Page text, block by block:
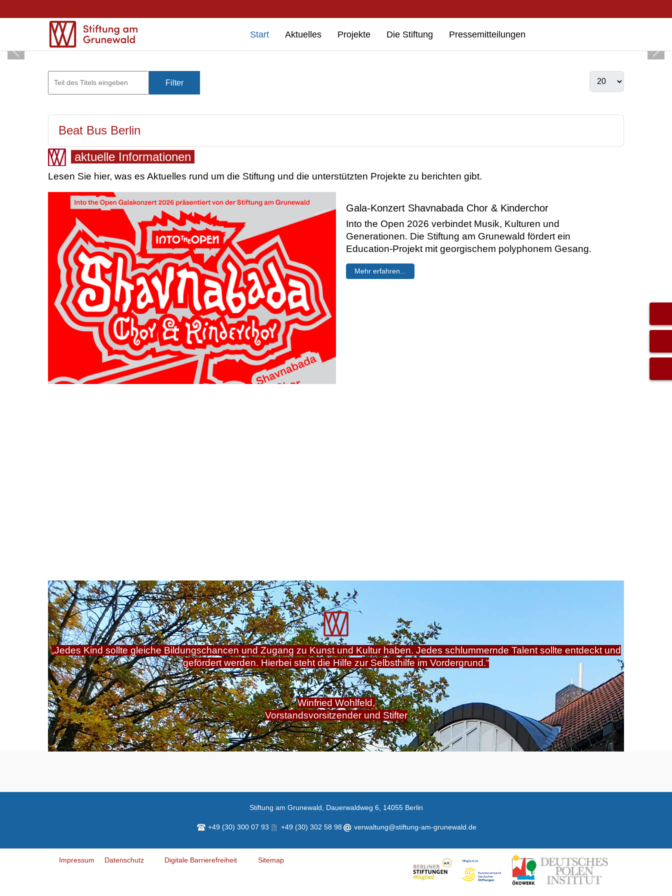
Start Aktuelles Projekte Die Stiftung Pressemitteilungen
Filter
Beat Bus Berlin
aktuelle Informationen
Lesen Sie hier, was es Aktuelles rund um die Stiftung und die unterstützten Projekte zu berichten gibt.
Gala-Konzert Shavnabada Chor & Kinderchor
Into the Open 2026 verbindet Musik, Kulturen und
Generationen. Die Stiftung am Grunewald fördert ein
Education-Projekt mit georgischem polyphonem Gesang.
Mehr erfahren...
„Jedes Kind sollte gleiche Bildungschancen und Zugang zu Kunst und Kultur haben. Jedes schlummernde Talent sollte entdeckt und
gefördert werden. Hierbei steht die Hilfe zur Selbsthilfe im Vordergrund.“
Winfried Wohlfeld,
Vorstandsvorsitzender und Stifter
ALLE
Stiftung am Grunewald, Dauerwaldweg 6, 14055 Berlin
+49 (30) 300 07 93 +49 (30) 302 58 98 verwaltung@stiftung-am-grunewald.de
Impressum Datenschutz Digitale Barrierefreiheit Sitemap